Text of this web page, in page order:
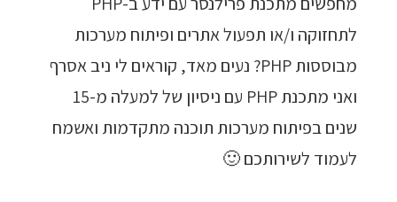
לתחזוקה ו/או תפעול אתרים ופיתוח מערכות
מבוססות PHP? נעים מאד, קוראים לי ניב אסרף
ואני מתכנת PHP עם ניסיון של למעלה מ-15
שנים בפיתוח מערכות תוכנה מתקדמות ואשמח
לעמוד לשירותכם 🙂